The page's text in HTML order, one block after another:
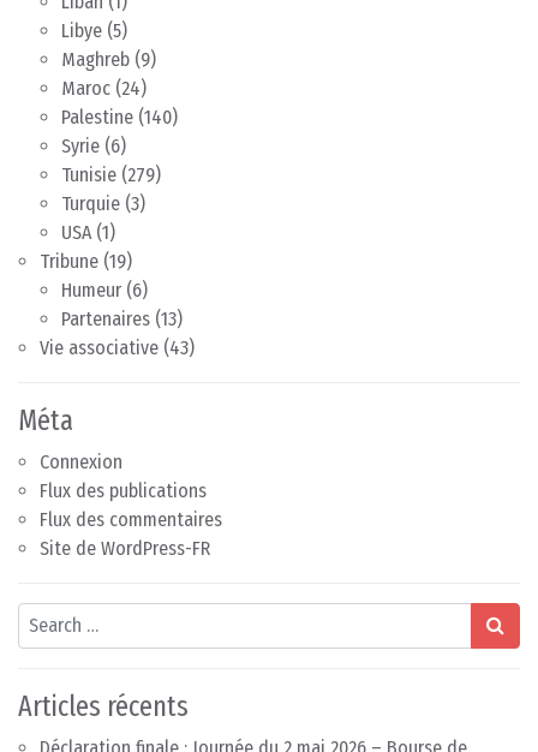
Libye (5)
Maghreb (9)
Maroc (24)
Palestine (140)
Syrie (6)
Tunisie (279)
Turquie (3)
USA(1)
Tribune (19)
Humeur (6)
Partenaires (13)
Vie associative (43)
Méta
Connexion
Flux des publications
Flux des commentaires
Site de WordPress-FR
Search
Articles récents